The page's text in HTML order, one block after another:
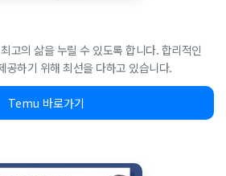
고의 삶을 누릴 수 있도록 합니다. 합리적인
공하기 위해 최선을 다하고 있습니다.
Temu 바로가기